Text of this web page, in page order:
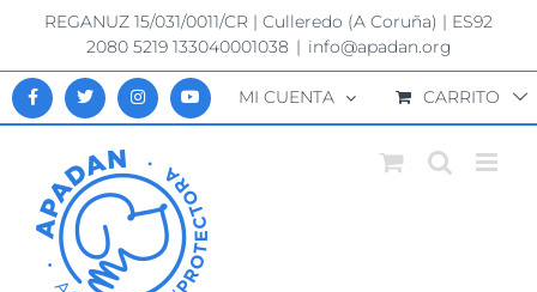
Saltar
contenido
REGANUZ 15/031/0011/CR | Culleredo (A Coruña) | ES92
2080 5219 133040001038 | info@apadan.org
MI CUENTA CARRITO